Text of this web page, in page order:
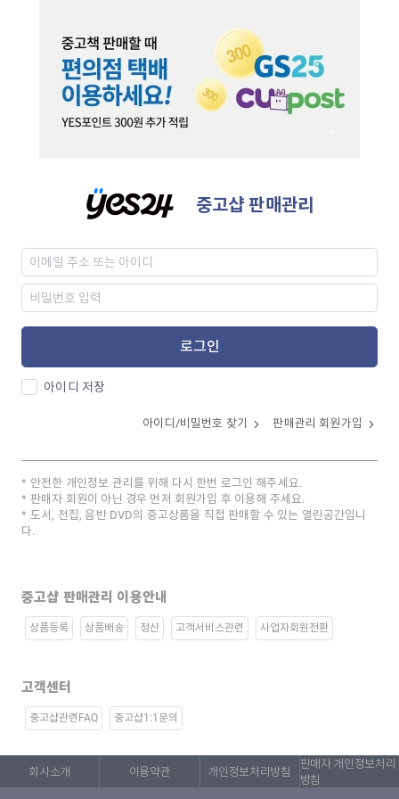
중고샵 판매관리
로그인
아이디 저장
아이디/비밀번호 찾기 판매관리 회원가입
안전한 개인정보 관리를 위해 다시 한번 로그인 해주세요.
판매자 회원이 아닌 경우 먼저 회원가입 후 이용해 주세요.
도서, 전집, 음반 DVD의 중고상품을 직접 판매할 수 있는 열린공간입니
다.
중고샵 판매관리 이용안내
상품등록 상품배송 정산 고객서비스관련 사업자회원전환
고객센터
중고샵관련FAQ 중고샵1:1문의
회사소개 이용약관 개인정보처리방침
판매자 개인정보처리
방침